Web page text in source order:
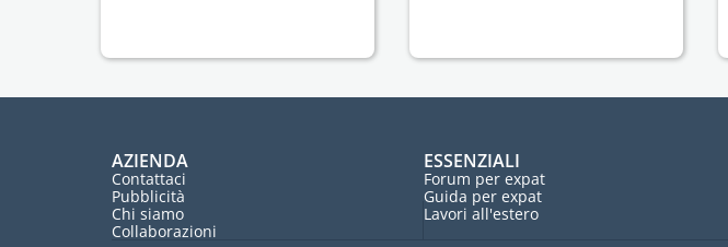
AZIENDA
Contattaci
Pubblicità
Chi siamo
Collaborazioni
ESSENZIALI
Forum per expat
Guida per expat
Lavori all'estero